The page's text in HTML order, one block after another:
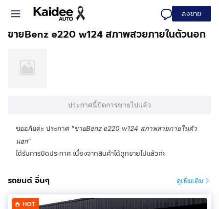
ลงขาย
ขายBenz e220 w124 สภาพสวยภายในตัวนอก
ประกาศนี้ปิดการขายไปแล้ว
ขออภัยค่ะ ประกาศ "ขายBenz e220 w124 สภาพสวยภายในตัว
นอก"
ได้รับการปิดประกาศ เนื่องจากสินค้าได้ถูกขายไปแล้วค่ะ
รถยนต์ อื่นๆ ดูเพิ่มเติม
HOT